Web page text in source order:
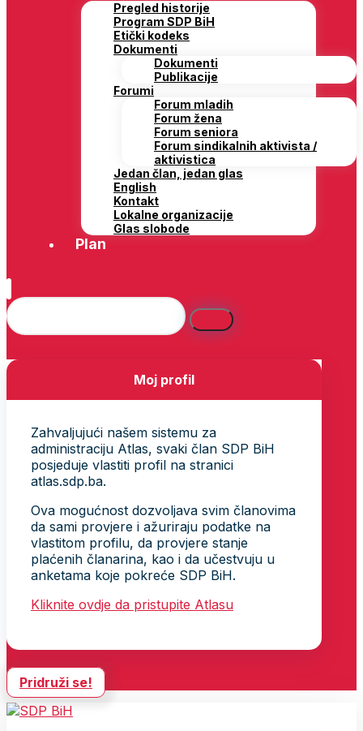
Pregled historije
Program SDP BiH
Etički kodeks
Dokumenti
Dokumenti
Publikacije
Forumi
Forum mladih
Forum žena
Forum seniora
Forum sindikalnih aktivista /
aktivistica
Jedan član, jedan glas
English
Kontakt
Lokalne organizacije
Glas slobode
Plan
Moj profil
Zahvaljujući našem sistemu za
administraciju Atlas, svaki član SDP BiH
posjeduje vlastiti profil na stranici
atlas.sdp.ba.
Ova mogućnost dozvoljava svim članovima
da sami provjere i ažuriraju podatke na
vlastitom profilu, da provjere stanje
plaćenih članarina, kao i da učestvuju u
anketama koje pokreće SDP BiH.
Kliknite ovdje da pristupite Atlasu
Pridruži se!